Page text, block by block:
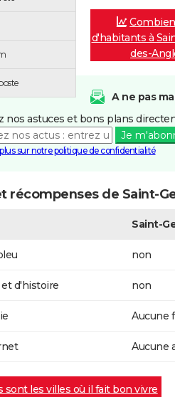
d'habitants à
des-
A ne pas
nos astuces et bons plans
Je
sur notre politique de confidentialité
récompenses de Saint-
Saint-
non
d'histoire non
Aucune
Aucune
sont les villes où il fait bon vivre